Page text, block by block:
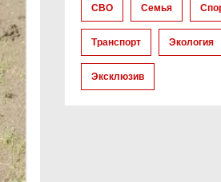
СВО Семья
Транспорт Экология
Эксклюзив